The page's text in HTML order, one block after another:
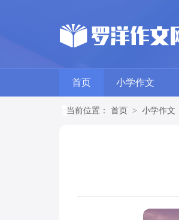
首页 小学作文
当前位置： 首页 > 小学作文